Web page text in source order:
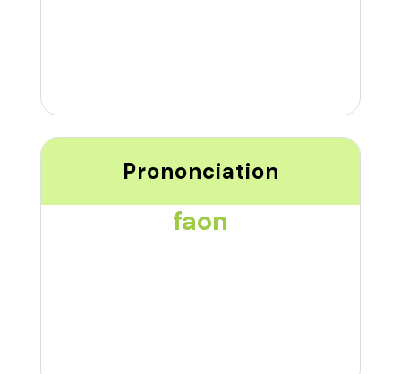
Prononciation
faon